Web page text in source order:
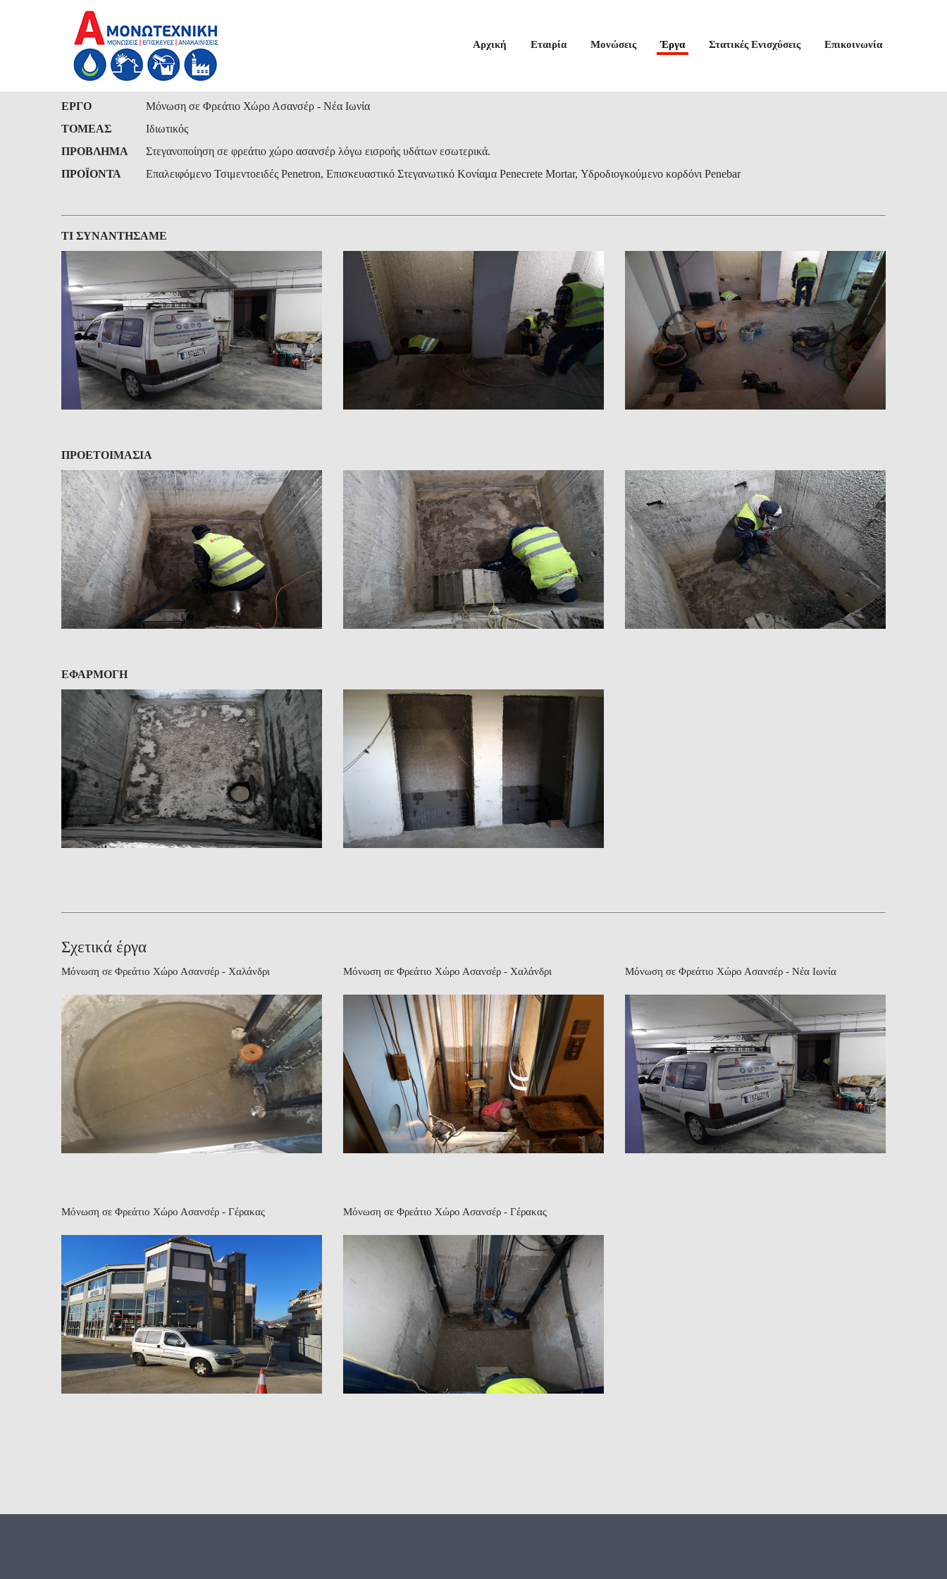
Αρχική Εταιρία Μονώσεις Έργα Στατικές Ενισχύσεις Επικοινωνία
ΕΡΓΟ
Μόνωση σε Φρεάτιο Χώρο Ασανσέρ - Νέα Ιωνία
ΤΟΜΕΑΣ
Ιδιωτικός
ΠΡΟΒΛΗΜΑ
Στεγανοποίηση σε φρεάτιο χώρο ασανσέρ λόγω εισροής υδάτων εσωτερικά.
ΠΡΟΪΟΝΤΑ
Επαλειφόμενο Τσιμεντοειδές Penetron, Επισκευαστικό Στεγανωτικό Κονίαμα Penecrete Mortar, Υδροδιογκούμενο κορδόνι Penebar
ΤΙ ΣΥΝΑΝΤΗΣΑΜΕ
ΠΡΟΕΤΟΙΜΑΣΙΑ
ΕΦΑΡΜΟΓΗ
Σχετικά έργα
Μόνωση σε Φρεάτιο Χώρο Ασανσέρ - Χαλάνδρι Μόνωση σε Φρεάτιο Χώρο Ασανσέρ - Χαλάνδρι Μόνωση σε Φρεάτιο Χώρο Ασανσέρ - Νέα Ιωνία
Μόνωση σε Φρεάτιο Χώρο Ασανσέρ - Γέρακας Μόνωση σε Φρεάτιο Χώρο Ασανσέρ - Γέρακας